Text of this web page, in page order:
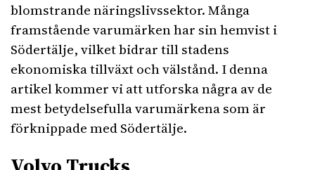
blomstrande näringslivssektor. Många
framstående varumärken har sin hemvist i
Södertälje, vilket bidrar till stadens
ekonomiska tillväxt och välstånd. I denna
artikel kommer vi att utforska några av de
mest betydelsefulla varumärkena som är
förknippade med Södertälje.